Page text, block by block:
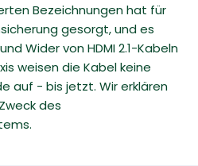
Bezeichnungen hat für
gesorgt, und es
Wider von HDMI 2.1-Kabeln
weisen die Kabel keine
auf - bis jetzt. Wir erklären
des